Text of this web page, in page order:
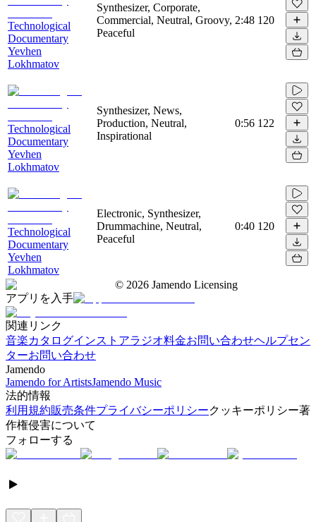
Technological
Documentary
Yevhen
Lokhmatov
Synthesizer, Corporate,
Commercial, Neutral, Groovy,
Peaceful
2:48 120
Technological
Documentary
Yevhen
Lokhmatov
Synthesizer, News,
Production, Neutral,
Inspirational
0:56 122
Technological
Documentary
Yevhen
Lokhmatov
Electronic, Synthesizer,
Drummachine, Neutral,
Peaceful
0:40 120
© 2026 Jamendo Licensing
アプリを入手
関連リンク
音楽カタログインストアラジオ料金お問い合わせヘルプセン
ターお問い合わせ
Jamendo
Jamendo for ArtistsJamendo Music
法的情報
利用規約販売条件プライバシーポリシークッキーポリシー著
作権侵害について
フォローする